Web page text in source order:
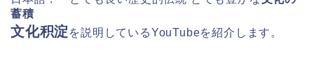
蓄積
文化积淀 を説明しているYouTubeを紹介します。